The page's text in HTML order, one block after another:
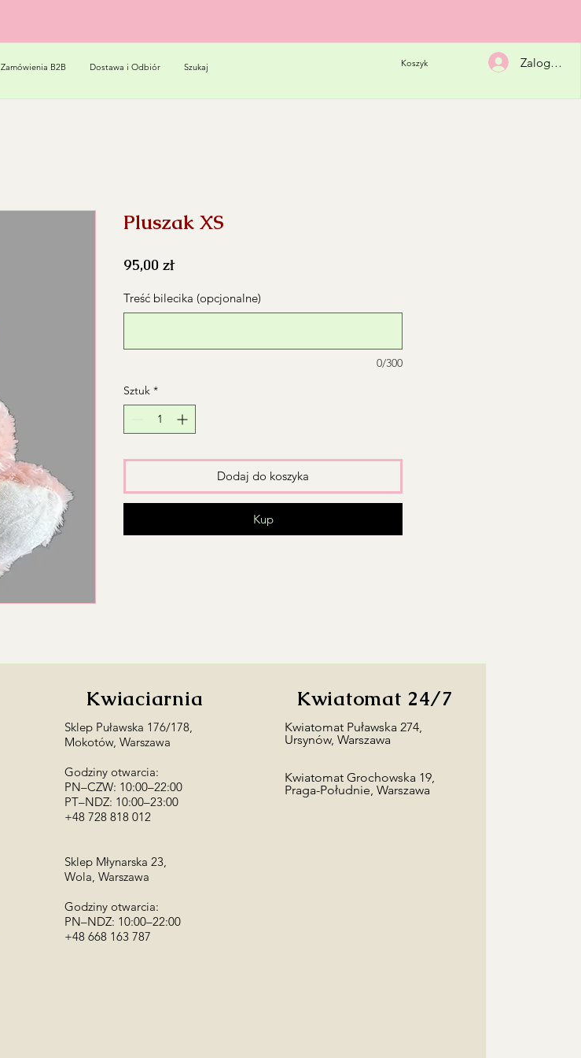
Zamówienia B2B Dostawa i Odbiór Szukaj Koszyk Zaloguj się
Pluszak XS
95,00 złCena
Treść bilecika (opcjonalne)
0/300
Sztuk *
Dodaj do koszyka
Kup
Kwiaciarnia
Sklep Puławska 176/178,
Mokotów, Warszawa
Godziny otwarcia:
PN–CZW: 10:00–22:00
PT–NDZ: 10:00–23:00
+48 728 818 012
Sklep Młynarska 23,
Wola, Warszawa
Godziny otwarcia:
PN–NDZ: 10:00–22:00
​+48 668 163 787
Kwiatomat 24/7
​Kwiatomat Puławska 274,
Ursynów, Warszawa
Kwiatomat Grochowska 19,
Praga-Południe, Warszawa